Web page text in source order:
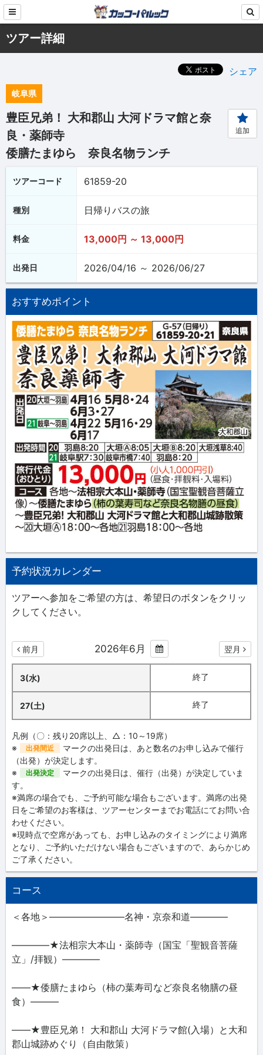
ツアー詳細
シェア
岐阜県
豊臣兄弟！ 大和郡山 大河ドラマ館と奈
良・薬師寺
倭膳たまゆら 奈良名物ランチ
追加
ツアーコード 61859-20
種別 日帰りバスの旅
料金 13,000円 ～ 13,000円
出発日 2026/04/16 ～ 2026/06/27
おすすめポイント
予約状況カレンダー
ツアーへ参加をご希望の方は、希望日のボタンをクリッ
クしてください。
前月 2026年6月 翌月
3(水) 終了
27(土) 終了
凡例（〇：残り20席以上、△：10～19席）
※
出発間近
マークの出発日は、あと数名のお申し込みで催行
（出発）が決定します。
※
出発決定
マークの出発日は、催行（出発）が決定していま
す。
※満席の場合でも、ご予約可能な場合もございます。満席の出発
日をご希望のお客様は、ツアーセンターまでお電話にてお問い合
わせください。
※現時点で空席があっても、お申し込みのタイミングにより満席
となり、ご予約いただけない場合もございますので、あらかじめ
ご了承ください。
コース
＜各地＞――――――――名神・京奈和道――――
――――★法相宗大本山・薬師寺（国宝「聖観音菩薩
立」/拝観）――――
――★倭膳たまゆら（柿の葉寿司など奈良名物膳の昼
食）―――
――★豊臣兄弟！ 大和郡山 大河ドラマ館(入場）と大和
郡山城跡めぐり（自由散策）